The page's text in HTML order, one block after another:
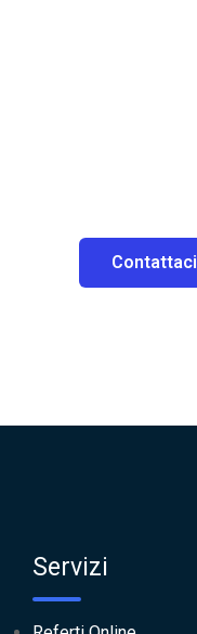
Contattaci
Servizi